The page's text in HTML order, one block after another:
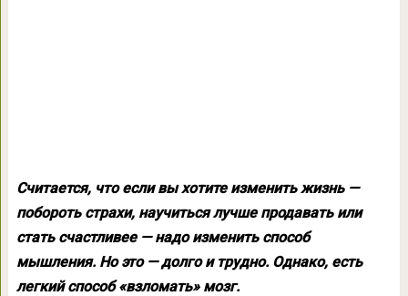
Считается, что если вы хотите изменить жизнь —
побороть страхи, научиться лучше продавать или
стать счастливее — надо изменить способ
мышления. Но это — долго и трудно. Однако, есть
легкий способ «взломать» мозг.